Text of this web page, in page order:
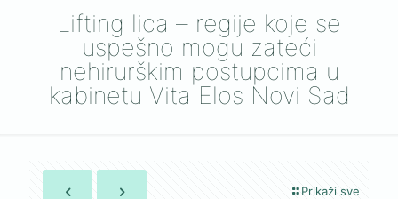
Lifting lica – regije koje se
uspešno mogu zateći
nehirurškim postupcima u
kabinetu Vita Elos Novi Sad
Prikaži sve